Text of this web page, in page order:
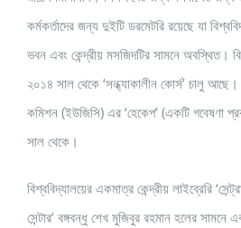
কর্মকর্তাদের জন্য দুইটি ডরমেটরি রয়েছে যা
ভবন এবং কেন্দ্রীয় মসজিদটির সামনে অবস্থিত।
২০১৪ সাল থেকে ‘সন্ধ্যাকালীন কোর্স’ চালু আছে।
কমিশন (ইউজিসি) এর ‘হেকেপ’ (একটি গবেষণা
সাল থেকে।
বিশ্ববিদ্যালয়ের একমাত্র কেন্দ্রীয় লাইব্রেরি
সেন্টার’ বঙ্গবন্ধু শেখ মুজিবুর রহমান হলের